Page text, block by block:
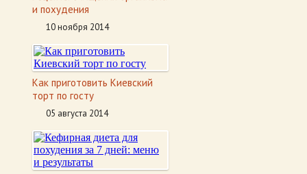
и похудения
10 ноября 2014
Как приготовить Киевский
торт по госту
05 августа 2014